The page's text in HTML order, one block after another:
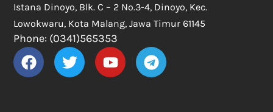
Istana Dinoyo, Blk. C – 2 No.3-4, Dinoyo, Kec.
Lowokwaru, Kota Malang, Jawa Timur 61145
Phone: (0341)565353